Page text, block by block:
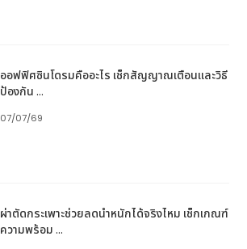
ออฟฟิศซินโดรมคืออะไร เช็กสัญญาณเตือนและวิธี
ป้องกัน ...
07/07/69
ผ่าตัดกระเพาะช่วยลดน้ำหนักได้จริงไหม เช็กเกณฑ์
ความพร้อม ...